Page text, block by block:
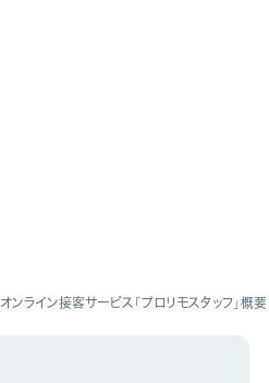
オンライン接客サービス「プロリモスタッフ」概要